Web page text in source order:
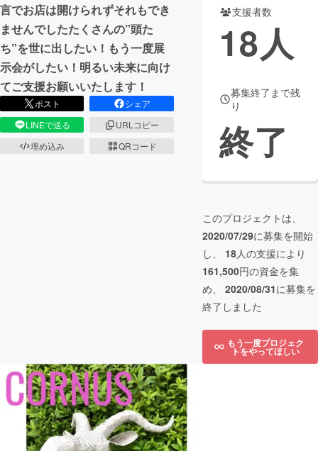
言でお店は開けられずそれもでき
ませんでしたたくさんの”頭た
ち”を世に出したい！もう一度展
示会がしたい！明るい未来に向け
てご支援お願いいたします！
ポスト
シェア
LINEで送る
URLコピー
埋め込み
QRコード
支援者数
18人
募集終了まで残
り
終了
このプロジェクトは、
2020/07/29に募集を開始
し、 18人の支援により
161,500円の資金を集
め、 2020/08/31に募集を
終了しました
もう一度プロジェク
トをやってほしい